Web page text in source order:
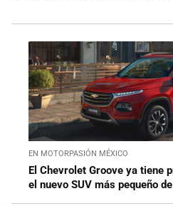
EN MOTORPASIÓN MÉXICO
El Chevrolet Groove ya tiene
el nuevo SUV más pequeño